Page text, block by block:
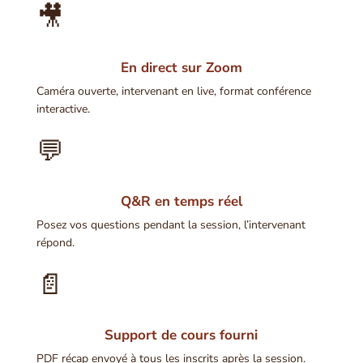
🎥
En direct sur Zoom
Caméra ouverte, intervenant en live, format conférence
interactive.
💬
Q&R en temps réel
Posez vos questions pendant la session, l’intervenant
répond.
📄
Support de cours fourni
PDF récap envoyé à tous les inscrits après la session.